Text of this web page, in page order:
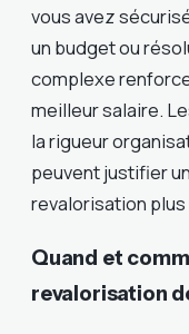
vous avez
un budget ou
complexe
meilleur salaire.
la rigueur
peuvent justifier
revalorisation
Quand et
revalorisation